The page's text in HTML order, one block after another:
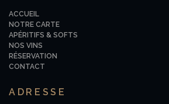
ACCUEIL
NOTRE CARTE
APÉRITIFS & SOFTS
NOS VINS
RÉSERVATION
CONTACT
ADRESSE